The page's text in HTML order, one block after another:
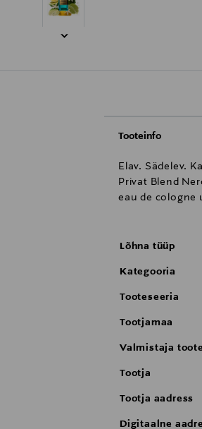
Tooteinfo
Elav. Sädelev.
Privat Blend
eau de cologne
Lõhna tüüp
Kategooria
Tooteseeria
Tootjamaa
Valmistaja
Tootja
Tootja aadress
Digitaalne